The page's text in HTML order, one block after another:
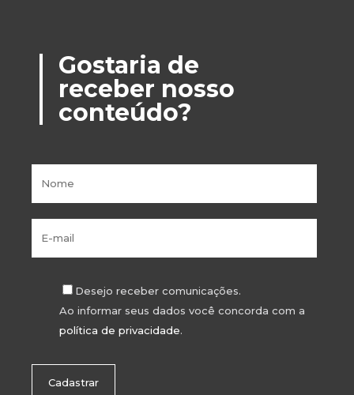
Gostaria de
receber nosso
conteúdo?
Desejo receber comunicações.
Ao informar seus dados você concorda com a
política de privacidade.